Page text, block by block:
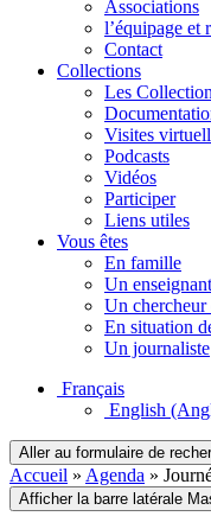
Associations
l’équipage et
Contact
Collections
Les
Visites
Podcasts
Vidéos
Participer
Liens utiles
Vous êtes
En famille
Un enseignant
Un
En situation
Un journaliste
Français
English
Aller au formulaire de
Accueil » Agenda »
Afficher la barre latérale